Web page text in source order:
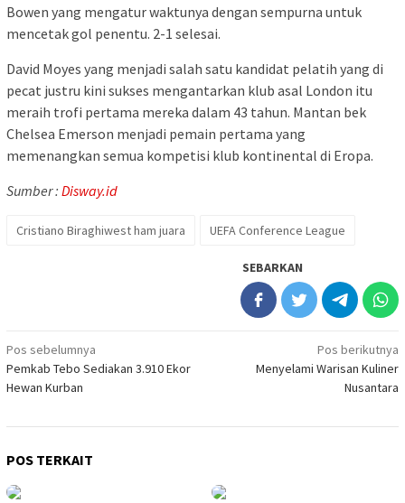
Bowen yang mengatur waktunya dengan sempurna untuk
mencetak gol penentu. 2-1 selesai.
David Moyes yang menjadi salah satu kandidat pelatih yang di
pecat justru kini sukses mengantarkan klub asal London itu
meraih trofi pertama mereka dalam 43 tahun. Mantan bek
Chelsea Emerson menjadi pemain pertama yang
memenangkan semua kompetisi klub kontinental di Eropa.
Sumber : Disway.id
Cristiano Biraghiwest ham juara UEFA Conference League
SEBARKAN
Navigasi
pos
Pos sebelumnya
Pemkab Tebo Sediakan 3.910 Ekor
Hewan Kurban
Pos berikutnya
Menyelami Warisan Kuliner
Nusantara
POS TERKAIT